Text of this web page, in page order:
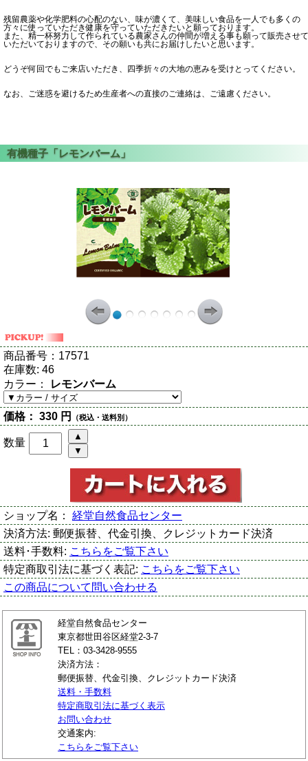
残留農薬や化学肥料の心配のない、味が濃くて、美味しい食品を一人でも多くの
方々に使っていただき健康を守っていただきたいと願っております。
また、精一杯努力して作られている農家さんの仲間が増える事も願って販売させて
いただいておりますので、その願いも共にお届けしたいと思います。
どうぞ何回でもご来店いただき、四季折々の大地の恵みを受けとってください。
なお、ご迷惑を避けるため生産者への直接のご連絡は、ご遠慮ください。
商品番号： 17571
在庫数: 46
カラー： レモンバーム
価格： 330 円 （税込・送料別）
数量
ショップ名： 経堂自然食品センター
決済方法: 郵便振替、代金引換、クレジットカード決済
送料･手数料: こちらをご覧下さい
特定商取引法に基づく表記: こちらをご覧下さい
この商品について問い合わせる
経堂自然食品センター
東京都世田谷区経堂2-3-7
TEL：03-3428-9555
決済方法：
郵便振替、代金引換、クレジットカード決済
送料・手数料
特定商取引法に基づく表示
お問い合わせ
交通案内:
こちらをご覧下さい